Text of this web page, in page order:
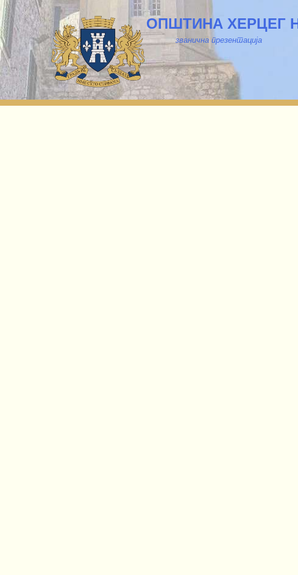
ОПШТИНА ХЕРЦЕГ
званична презентација